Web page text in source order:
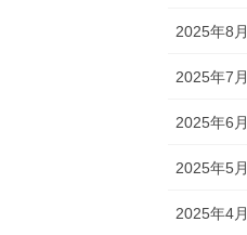
2025年8月
2025年7月
2025年6月
2025年5月
2025年4月